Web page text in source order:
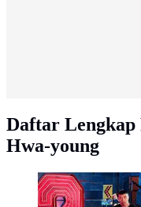
Daftar Lengkap
Hwa-young